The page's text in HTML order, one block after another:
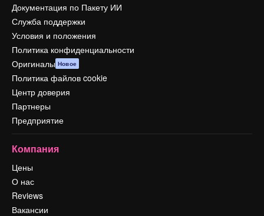
Документация по Пакету ИИ
Служба поддержки
Условия и положения
Политика конфиденциальности
Оригиналы Новое
Политика файлов cookie
Центр доверия
Партнеры
Предприятие
Компания
Цены
О нас
Reviews
Вакансии